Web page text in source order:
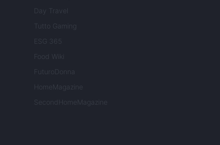
Day Travel
Tutto Gaming
ESG 365
Food Wiki
FuturoDonna
HomeMagazine
SecondHomeMagazine